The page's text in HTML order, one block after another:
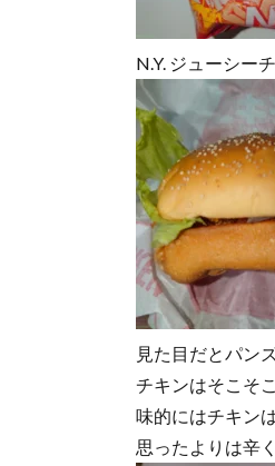
N.Y. ジューシー
見た目だとパン
チキンはそこそ
味的にはチキン
思ったよりは辛